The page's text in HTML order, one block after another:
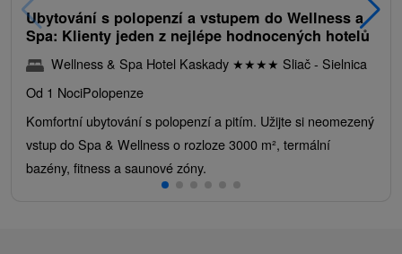
Ubytování s polopenzí a vstupem do Wellness a
Spa: Klienty jeden z nejlépe hodnocených hotelů
Wellness & Spa Hotel Kaskady ★★★★ Sliač - Sielnica
Od 1 NociPolopenze
Komfortní ubytování s polopenzí a pitím. Užijte si neomezený
vstup do Spa & Wellness o rozloze 3000 m², termální
bazény, fitness a saunové zóny.